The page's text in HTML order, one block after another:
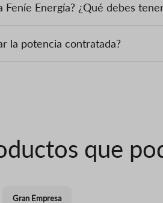
Feníe Energía? ¿Qué debes
la potencia contratada?
que
Gran Empresa